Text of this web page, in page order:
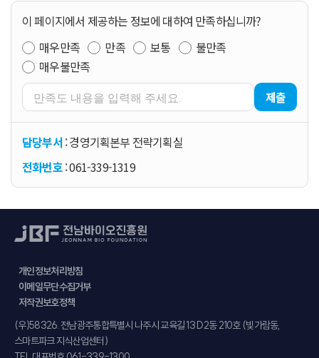
이 페이지에서 제공하는 정보에 대하여 만족하십니까?
매우만족
만족 보통
불만족
매우불만족
제출
담당부서: 경영기획본부 전략기획실
전화번호: 061-339-1319
개인정보처리방침
이메일무단수집거부
저작권보호정책
주소
(우)58326. 전남광주통합특별시 나주시 교육길 13 D2동 210호 (빛가람동,
스마트파크 지식산업센터)